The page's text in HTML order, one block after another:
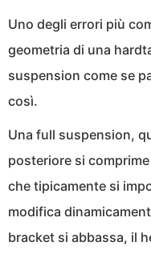
Uno degli errori più
geometria di una
suspension come se
così.
Una full suspension,
posteriore si
che tipicamente si
modifica
bracket si abbassa, il